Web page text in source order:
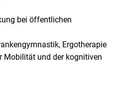
bei öffentlichen
Ergotherapie
Mobilität und der kognitiven